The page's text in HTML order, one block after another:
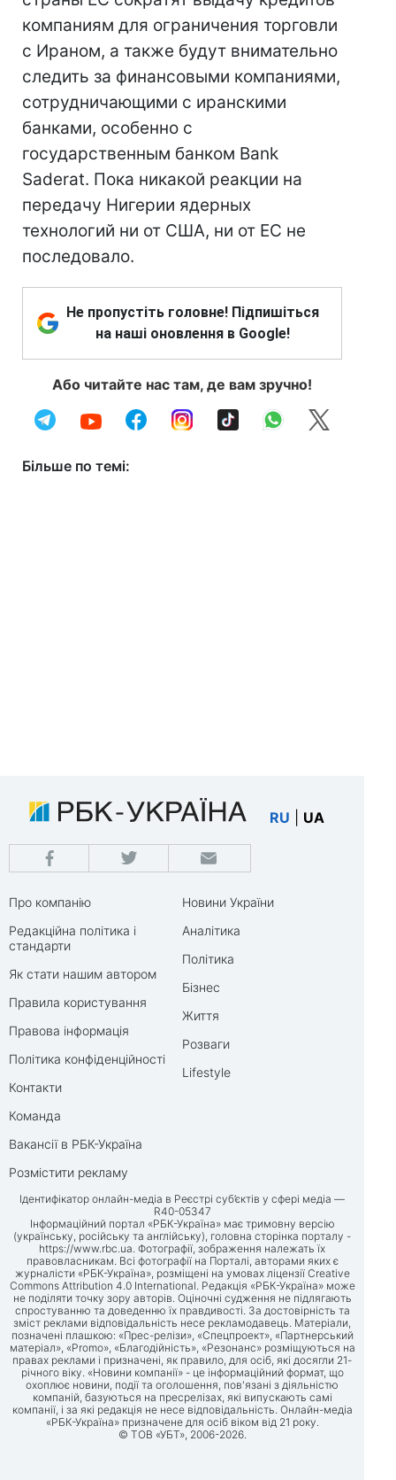
компаниям для ограничения торговли
с Ираном, а также будут внимательно
следить за финансовыми компаниями,
сотрудничающими с иранскими
банками, особенно с
государственным банком Bank
Saderat. Пока никакой реакции на
передачу Нигерии ядерных
технологий ни от США, ни от ЕС не
последовало.
Не пропустіть головне! Підпишіться
на наші оновлення в Google!
Або читайте нас там, де вам зручно!
Більше по темі:
RU UA
Про компанію
Редакційна політика і
стандарти
Як стати нашим автором
Правила користування
Правова інформація
Політика конфіденційності
Контакти
Команда
Вакансії в РБК-Україна
Розмістити рекламу
Новини України
Аналітика
Політика
Бізнес
Життя
Розваги
Lifestyle
Ідентифікатор онлайн-медіа в Реєстрі суб’єктів у сфері медіа —
R40-05347
Інформаційний портал «РБК-Україна» має тримовну версію
(українську, російську та англійську), головна сторінка порталу -
https://www.rbc.ua. Фотографії, зображення належать їх
правовласникам. Всі фотографії на Порталі, авторами яких є
журналісти «РБК-Україна», розміщені на умовах ліцензії Creative
Commons Attribution 4.0 International. Редакція «РБК-Україна» може
не поділяти точку зору авторів. Оціночні судження не підлягають
спростуванню та доведенню їх правдивості. За достовірність та
зміст реклами відповідальність несе рекламодавець. Матеріали,
позначені плашкою: «Прес-релізи», «Спецпроект», «Партнерський
матеріал», «Promo», «Благодійність», «Резонанс» розміщуються на
правах реклами і призначені, як правило, для осіб, які досягли 21-
річного віку. «Новини компанії» - це інформаційний формат, що
охоплює новини, події та оголошення, пов'язані з діяльністю
компаній, базуються на пресрелізах, які випускають самі
компанії, і за які редакція не несе відповідальність. Онлайн-медіа
«РБК-Україна» призначене для осіб віком від 21 року.
© ТОВ «УБТ», 2006-2026.